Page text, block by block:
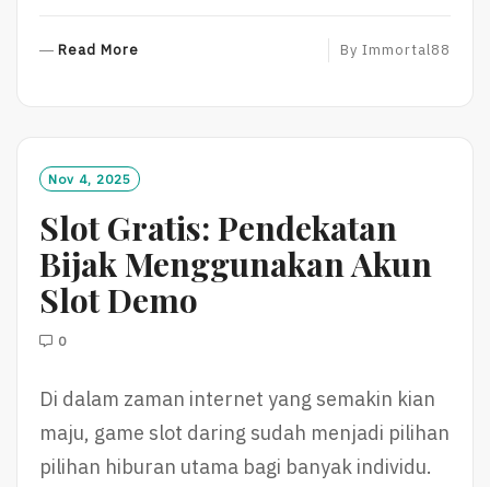
Read More
O
By Immortal88
Nov 4, 2025
Slot Gratis: Pendekatan
Bijak Menggunakan Akun
Slot Demo
0
Di dalam zaman internet yang semakin kian
maju, game slot daring sudah menjadi pilihan
pilihan hiburan utama bagi banyak individu.